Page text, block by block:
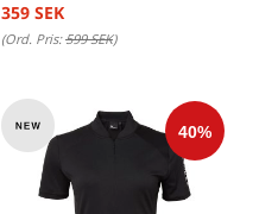
359 SEK
(Ord. Pris:599 SEK)